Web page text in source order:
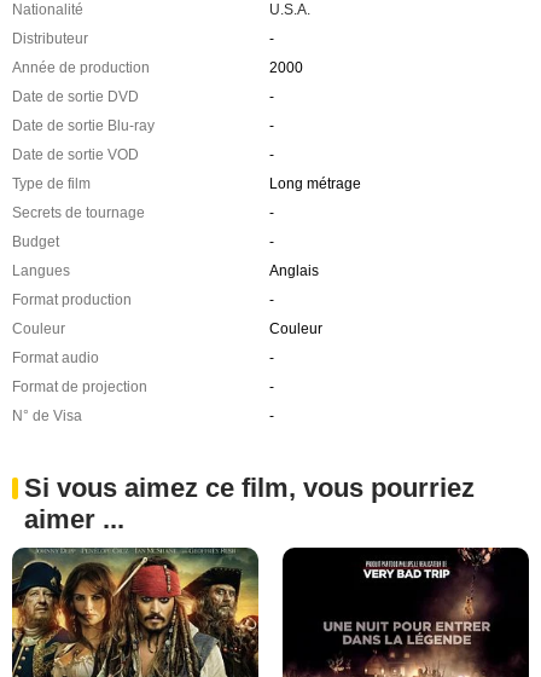
Nationalité
U.S.A.
Distributeur
-
Année de production
2000
Date de sortie DVD
-
Date de sortie Blu-ray
-
Date de sortie VOD
-
Type de film
Long métrage
Secrets de tournage
-
Budget
-
Langues
Anglais
Format production
-
Couleur
Couleur
Format audio
-
Format de projection
-
N° de Visa
-
Si vous aimez ce film, vous pourriez
aimer ...